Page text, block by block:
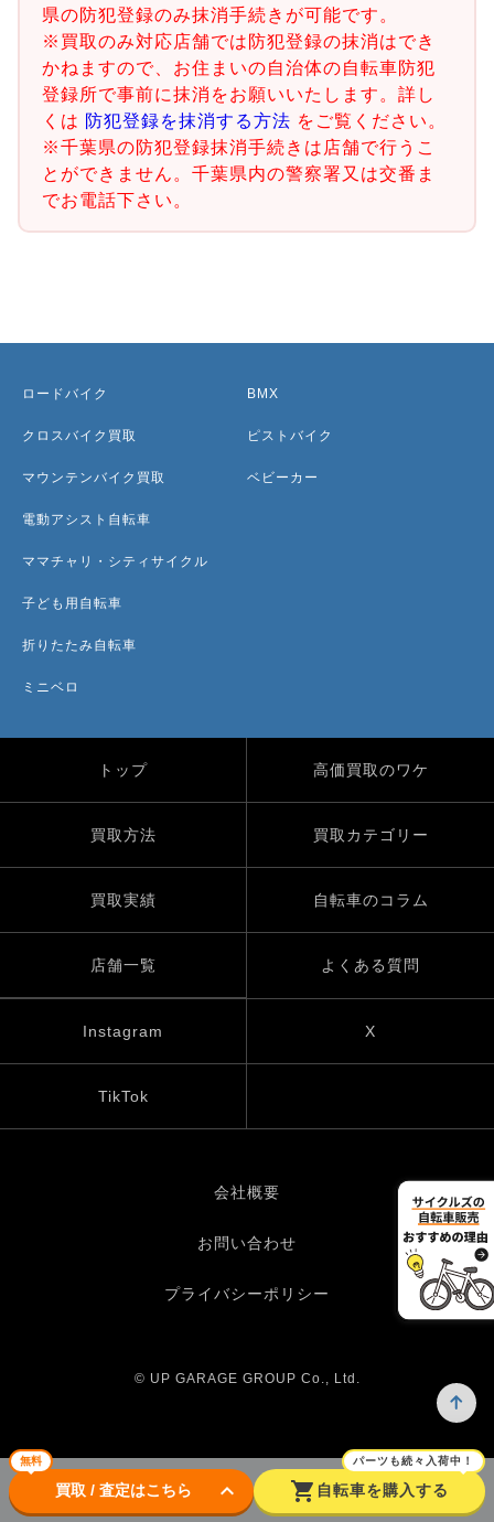
県の防犯登録のみ抹消手続きが可能です。
※買取のみ対応店舗では防犯登録の抹消はでき
かねますので、お住まいの自治体の自転車防犯
登録所で事前に抹消をお願いいたします。詳し
くは 防犯登録を抹消する方法 をご覧ください。
※千葉県の防犯登録抹消手続きは店舗で行うこ
とができません。千葉県内の警察署又は交番ま
でお電話下さい。
無料
買取 / 査定はこちら keyboard_arrow_down shopping_cart
パーツも続々入荷中！
自転車を購入する
ロードバイク
クロスバイク買取
マウンテンバイク買取
電動アシスト自転車
ママチャリ・シティサイクル
子ども用自転車
折りたたみ自転車
ミニベロ
BMX
ピストバイク
ベビーカー
トップ 高価買取のワケ
買取方法 買取カテゴリー
買取実績 自転車のコラム
店舗一覧 よくある質問
Instagram X
TikTok
会社概要
お問い合わせ
プライバシーポリシー
© UP GARAGE GROUP Co., Ltd.